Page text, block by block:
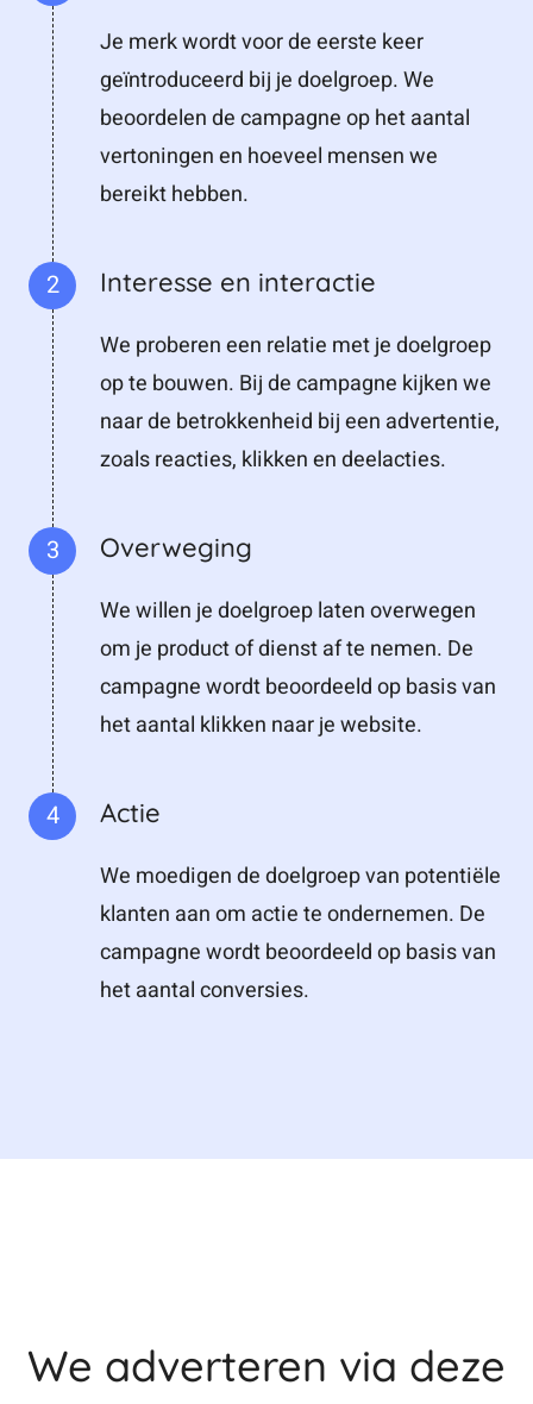
Je merk wordt voor de eerste keer
geïntroduceerd bij je doelgroep. We
beoordelen de campagne op het aantal
vertoningen en hoeveel mensen we
bereikt hebben.
2 Interesse en interactie
We proberen een relatie met je doelgroep
op te bouwen. Bij de campagne kijken we
naar de betrokkenheid bij een advertentie,
zoals reacties, klikken en deelacties.
3 Overweging
We willen je doelgroep laten overwegen
om je product of dienst af te nemen. De
campagne wordt beoordeeld op basis van
het aantal klikken naar je website.
4 Actie
We moedigen de doelgroep van potentiële
klanten aan om actie te ondernemen. De
campagne wordt beoordeeld op basis van
het aantal conversies.
We adverteren via deze